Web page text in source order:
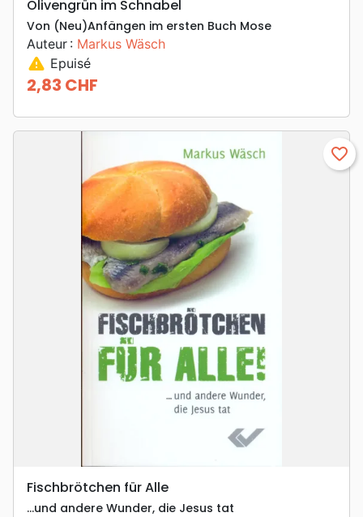
Olivengrün im Schnabel
Von (Neu)Anfängen im ersten Buch Mose
Auteur : Markus Wäsch
warning Epuisé
Prix
2,83 CHF
favorite_border
Fischbrötchen für Alle
...und andere Wunder, die Jesus tat